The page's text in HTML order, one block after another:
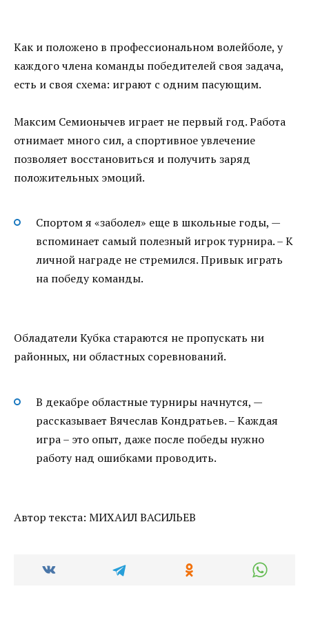
Как и положено в профессиональном волейболе, у
каждого члена команды победителей своя задача,
есть и своя схема: играют с одним пасующим.
Максим Семионычев играет не первый год. Работа
отнимает много сил, а спортивное увлечение
позволяет восстановиться и получить заряд
положительных эмоций.
Спортом я «заболел» еще в школьные годы, —
вспоминает самый полезный игрок турнира. – К
личной награде не стремился. Привык играть
на победу команды.
Обладатели Кубка стараются не пропускать ни
районных, ни областных соревнований.
В декабре областные турниры начнутся, —
рассказывает Вячеслав Кондратьев. – Каждая
игра – это опыт, даже после победы нужно
работу над ошибками проводить.
Автор текста: МИХАИЛ ВАСИЛЬЕВ